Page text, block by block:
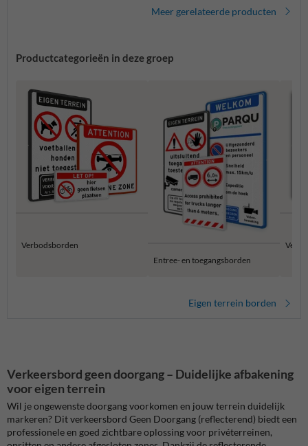
Meer gerelateerde producten
Productcategorieën in deze groep
Verbodsborden
Entree- en toegangsborden
Eigen terrein borden
Verkeersbord geen doorgang – Duidelijke afbakening
voor eigen terrein
Wil je ongewenste doorgang voorkomen en jouw terrein duidelijk
markeren? Ditverkeersbord Geen Doorgang (reflecterend) biedt een
professionele en goed zichtbare oplossing voor privéterreinen,